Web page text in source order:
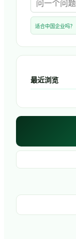
适合中国企业吗？
最近浏览